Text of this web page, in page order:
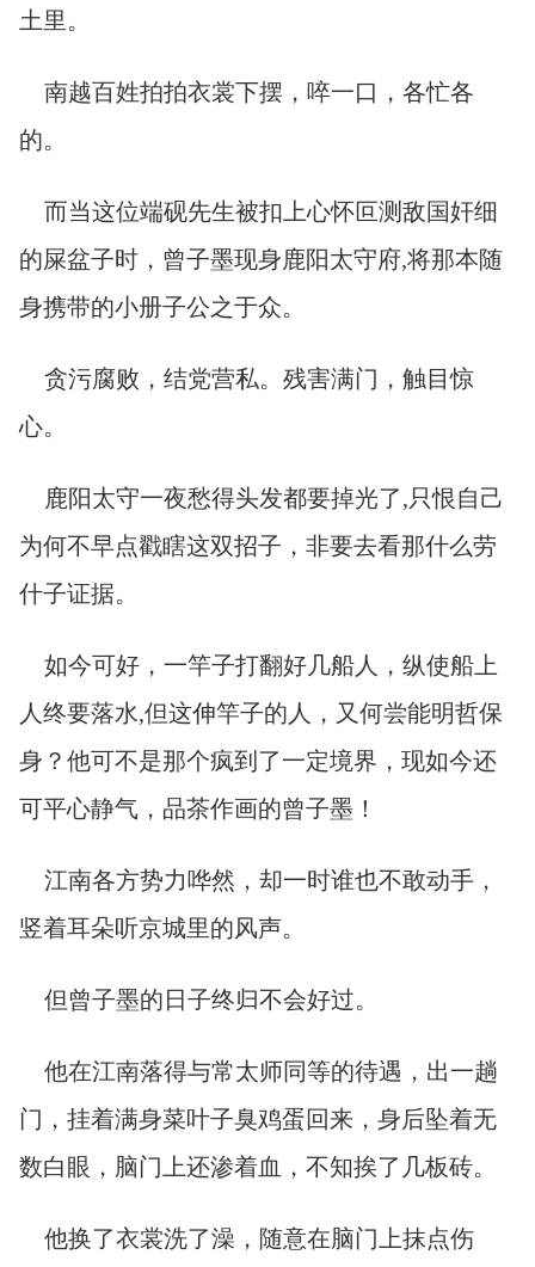
土里。
南越百姓拍拍衣裳下摆，啐一口，各忙各
的。
而当这位端砚先生被扣上心怀叵测敌国奸细
的屎盆子时，曾子墨现身鹿阳太守府,将那本随
身携带的小册子公之于众。
贪污腐败，结党营私。残害满门，触目惊
心。
鹿阳太守一夜愁得头发都要掉光了,只恨自己
为何不早点戳瞎这双招子，非要去看那什么劳
什子证据。
如今可好，一竿子打翻好几船人，纵使船上
人终要落水,但这伸竿子的人，又何尝能明哲保
身？他可不是那个疯到了一定境界，现如今还
可平心静气，品茶作画的曾子墨！
江南各方势力哗然，却一时谁也不敢动手，
竖着耳朵听京城里的风声。
但曾子墨的日子终归不会好过。
他在江南落得与常太师同等的待遇，出一趟
门，挂着满身菜叶子臭鸡蛋回来，身后坠着无
数白眼，脑门上还渗着血，不知挨了几板砖。
他换了衣裳洗了澡，随意在脑门上抹点伤